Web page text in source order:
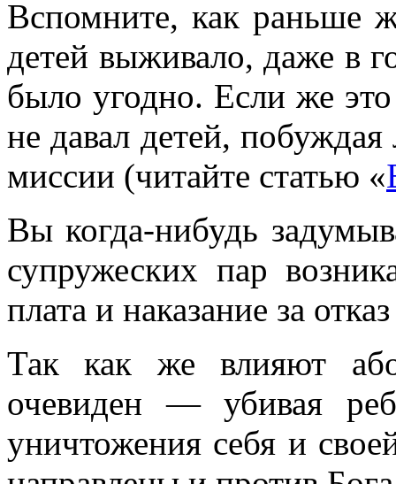
Вспомните, как раньше
детей выживало, даже в
было угодно. Если же
не давал детей,
миссии (читайте статью «
Вы когда-нибудь
супружеских пар
плата и наказание за
Так как же влияют
очевиден — убивая
уничтожения себя и